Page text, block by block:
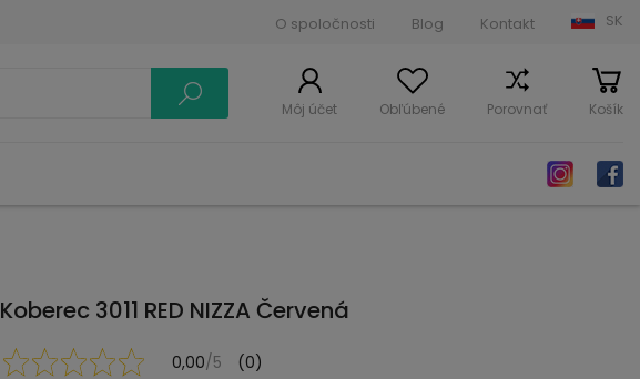
O spoločnosti Blog Kontakt SK
Môj účet Obľúbené Porovnať Košík
Koberec 3011 RED NIZZA Červená
0,00/5 (0)